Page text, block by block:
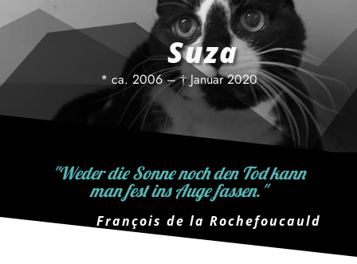
Suza
* ca. 2006 – † Januar 2020
"Weder die Sonne noch den Tod kann
man fest ins Auge fassen."
François de la Rochefoucauld